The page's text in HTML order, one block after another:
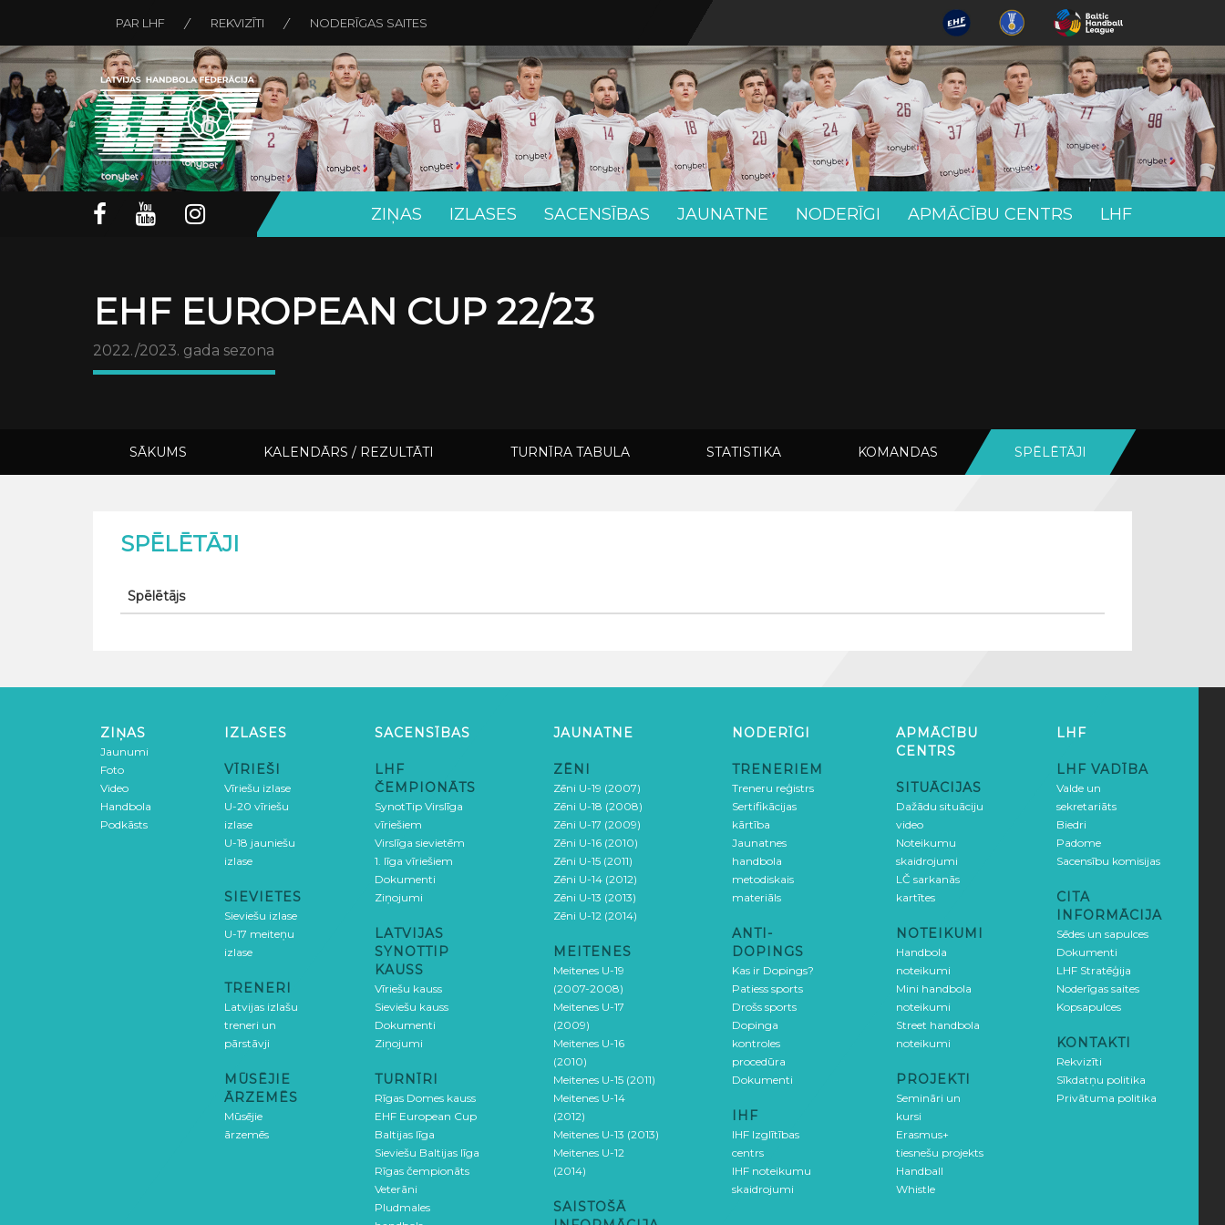
PAR LHF REKVIZĪTI NODERĪGAS SAITES
ZIŅAS IZLASES SACENSĪBAS JAUNATNE NODERĪGI APMĀCĪBU CENTRS LHF
EHF EUROPEAN CUP 22/23
2022./2023. gada sezona
SĀKUMS KALENDĀRS / REZULTĀTI TURNĪRA TABULA STATISTIKA KOMANDAS SPĒLĒTĀJI
SPĒLĒTĀJI
Spēlētājs
ZIŅAS
Jaunumi
Foto
Video
Handbola
Podkāsts
IZLASES
VĪRIEŠI
Vīriešu izlase
U-20 vīriešu
izlase
U-18 jauniešu
izlase
SIEVIETES
Sieviešu izlase
U-17 meiteņu
izlase
TRENERI
Latvijas izlašu
treneri un
pārstāvji
MŪSĒJIE
ĀRZEMĒS
Mūsējie
ārzemēs
SACENSĪBAS
LHF
ČEMPIONĀTS
SynotTip Virslīga
vīriešiem
Virslīga sievietēm
1. līga vīriešiem
Dokumenti
Ziņojumi
LATVIJAS
SYNOTTIP
KAUSS
Vīriešu kauss
Sieviešu kauss
Dokumenti
Ziņojumi
TURNĪRI
Rīgas Domes kauss
EHF European Cup
Baltijas līga
Sieviešu Baltijas līga
Rīgas čempionāts
Veterāni
Pludmales
JAUNATNE
ZĒNI
Zēni U-19 (2007)
Zēni U-18 (2008)
Zēni U-17 (2009)
Zēni U-16 (2010)
Zēni U-15 (2011)
Zēni U-14 (2012)
Zēni U-13 (2013)
Zēni U-12 (2014)
MEITENES
Meitenes U-19
(2007-2008)
Meitenes U-17
(2009)
Meitenes U-16
(2010)
Meitenes U-15 (2011)
Meitenes U-14
(2012)
Meitenes U-13 (2013)
Meitenes U-12
(2014)
SAISTOŠĀ
NODERĪGI
TRENERIEM
Treneru reģistrs
Sertifikācijas
kārtība
Jaunatnes
handbola
metodiskais
materiāls
ANTI-
DOPINGS
Kas ir Dopings?
Patiess sports
Drošs sports
Dopinga
kontroles
procedūra
Dokumenti
IHF
IHF Izglītības
centrs
IHF noteikumu
skaidrojumi
APMĀCĪBU
CENTRS
SITUĀCIJAS
Dažādu situāciju
video
Noteikumu
skaidrojumi
LČ sarkanās
kartītes
NOTEIKUMI
Handbola
noteikumi
Mini handbola
noteikumi
Street handbola
noteikumi
PROJEKTI
Semināri un
kursi
Erasmus+
tiesnešu projekts
Handball
Whistle
LHF
LHF VADĪBA
Valde un
sekretariāts
Biedri
Padome
Sacensību komisijas
CITA
INFORMĀCIJA
Sēdes un sapulces
Dokumenti
LHF Stratēģija
Noderīgas saites
Kopsapulces
KONTAKTI
Rekvizīti
Sīkdatņu politika
Privātuma politika